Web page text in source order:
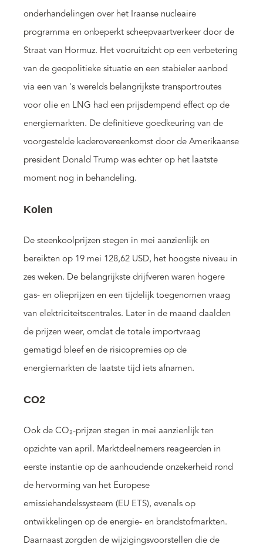
onderhandelingen over het Iraanse nucleaire
programma en onbeperkt scheepvaartverkeer door de
Straat van Hormuz. Het vooruitzicht op een verbetering
van de geopolitieke situatie en een stabieler aanbod
via een van 's werelds belangrijkste transportroutes
voor olie en LNG had een prijsdempend effect op de
energiemarkten. De definitieve goedkeuring van de
voorgestelde kaderovereenkomst door de Amerikaanse
president Donald Trump was echter op het laatste
moment nog in behandeling.
Kolen
De steenkoolprijzen stegen in mei aanzienlijk en
bereikten op 19 mei 128,62 USD, het hoogste niveau in
zes weken. De belangrijkste drijfveren waren hogere
gas- en olieprijzen en een tijdelijk toegenomen vraag
van elektriciteitscentrales. Later in de maand daalden
de prijzen weer, omdat de totale importvraag
gematigd bleef en de risicopremies op de
energiemarkten de laatste tijd iets afnamen.
CO2
Ook de CO₂-prijzen stegen in mei aanzienlijk ten
opzichte van april. Marktdeelnemers reageerden in
eerste instantie op de aanhoudende onzekerheid rond
de hervorming van het Europese
emissiehandelssysteem (EU ETS), evenals op
ontwikkelingen op de energie- en brandstofmarkten.
Daarnaast zorgden de wijzigingsvoorstellen die de